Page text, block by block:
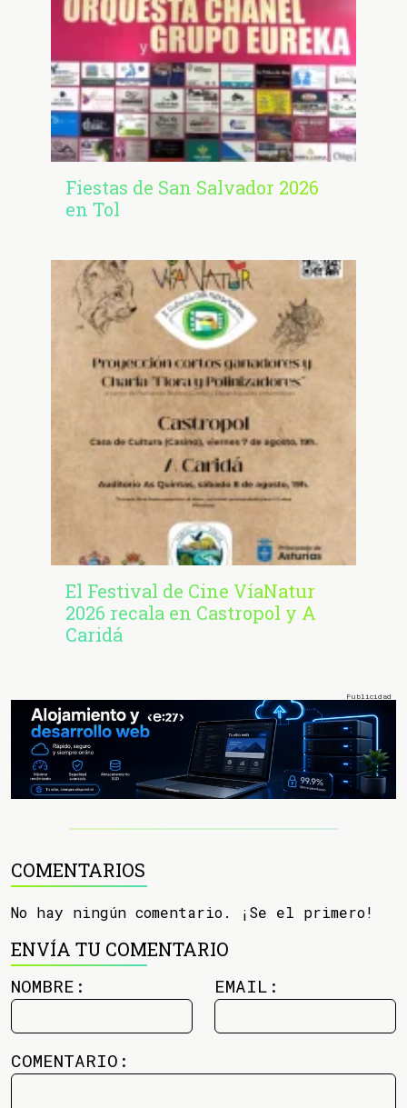
Fiestas de San Salvador 2026
en Tol
El Festival de Cine VíaNatur
2026 recala en Castropol y A
Caridá
COMENTARIOS
No hay ningún comentario. ¡Se el primero!
ENVÍA TU COMENTARIO
NOMBRE: EMAIL:
COMENTARIO: